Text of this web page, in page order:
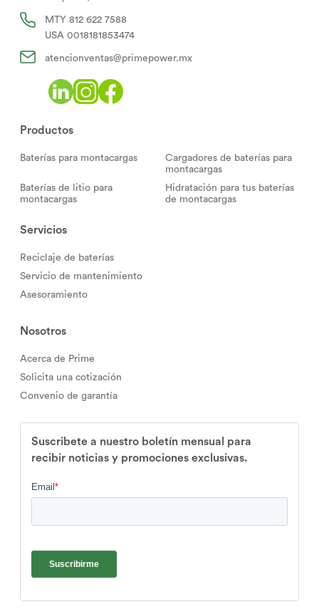
MTY 812 622 7588
USA 0018181853474
atencionventas@primepower.mx
Productos
Baterías para montacargas
Cargadores de baterías para
montacargas
Baterías de litio para
montacargas
Hidratación para tus baterías
de montacargas
Servicios
Reciclaje de baterías
Servicio de mantenimiento
Asesoramiento
Nosotros
Acerca de Prime
Solicita una cotización
Convenio de garantía
Suscribete a nuestro boletín mensual para
recibir noticias y promociones exclusivas.